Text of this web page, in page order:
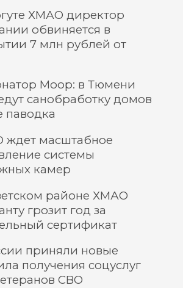
ХМАО директор
обвиняется в
7 млн рублей от
Моор: в Тюмени
санобработку домов
паводка
масштабное
системы
камер
районе ХМАО
грозит год за
сертификат
приняли новые
получения соцуслуг
СВО